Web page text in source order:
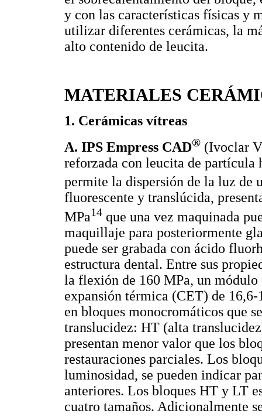
y con las características físicas y
utilizar diferentes cerámicas, la
alto contenido de leucita.
MATERIALES
1. Cerámicas vítreas
A. IPS Empress CAD® (Ivoclar
reforzada con leucita de partícula
permite la dispersión de la luz de
fluorescente y translúcida,
MPa14 que una vez maquinada
maquillaje para posteriormente
puede ser grabada con ácido
estructura dental. Entre sus
la flexión de 160 MPa, un
expansión térmica (CET) de
en bloques monocromáticos que
translucidez: HT (alta
presentan menor valor que los
restauraciones parciales. Los
luminosidad, se pueden indicar
anteriores. Los bloques HT y LT
cuatro tamaños. Adicionalmente